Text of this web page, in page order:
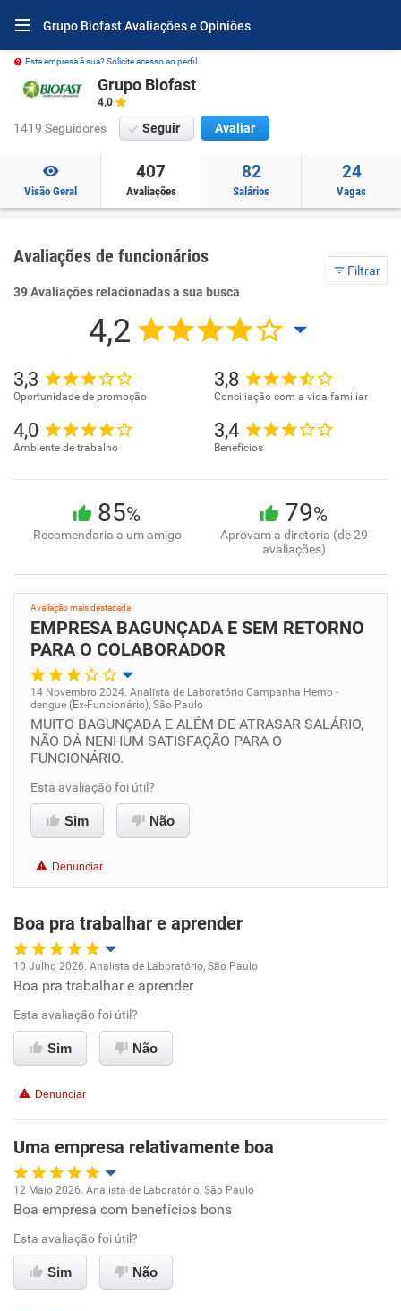
Grupo Biofast Avaliações e Opiniões
Esta empresa é sua? Solicite acesso ao perfil.
Grupo Biofast
4,0
1419 Seguidores Seguir Avaliar
Visão Geral
407
Avaliações
82
Salários
24
Vagas
Avaliações de funcionários
Filtrar
39 Avaliações relacionadas a sua busca
4,2
3,3
Oportunidade de promoção
3,8
Conciliação com a vida familiar
4,0
Ambiente de trabalho
3,4
Benefícios
85%
Recomendaria a um amigo
79%
Aprovam a diretoria (de 29
avaliações)
Avaliação mais destacada
EMPRESA BAGUNÇADA E SEM RETORNO
PARA O COLABORADOR
Oportunidade de promoção
Ambiente de trabalho
Conciliação com a vida familiar
Não recomenda esta empresa
Não recomenda a diretoria
14 Novembro 2024. Analista de Laboratório Campanha Hemo -
dengue (Ex-Funcionário), São Paulo
MUITO BAGUNÇADA E ALÉM DE ATRASAR SALÁRIO,
NÃO DÁ NENHUM SATISFAÇÃO PARA O
FUNCIONÁRIO.
Esta avaliação foi útil?
Sim Não
Denunciar
Boa pra trabalhar e aprender
Oportunidade de promoção
Ambiente de trabalho
Benefícios
Recomenda esta empresa
Recomenda a diretoria
10 Julho 2026. Analista de Laboratório, São Paulo
Boa pra trabalhar e aprender
Esta avaliação foi útil?
Sim Não
Denunciar
Uma empresa relativamente boa
Oportunidade de promoção
Ambiente de trabalho
12 Maio 2026. Analista de Laboratório, São Paulo
Boa empresa com benefícios bons
Esta avaliação foi útil?
Sim Não